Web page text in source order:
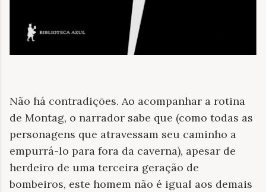
Não há contradições. Ao acompanhar a rotina
de Montag, o narrador sabe que (como todas as
personagens que atravessam seu caminho a
empurrá-lo para fora da caverna), apesar de
herdeiro de uma terceira geração de
bombeiros, este homem não é igual aos demais